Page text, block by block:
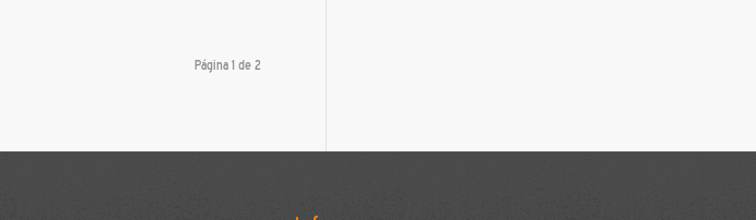
Página 1 de 2